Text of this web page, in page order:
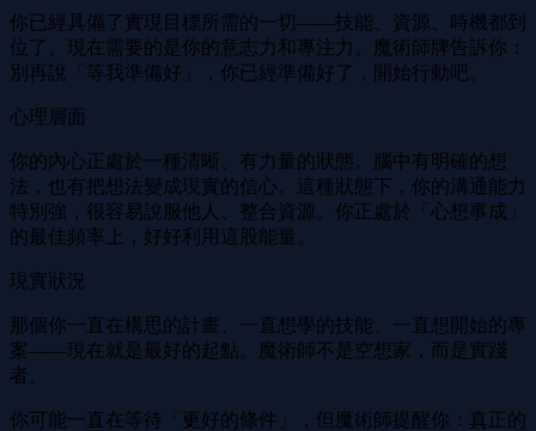
你已經具備了實現目標所需的一切——技能、資源、時機都到
位了。現在需要的是你的意志力和專注力。魔術師牌告訴你：
別再說「等我準備好」，你已經準備好了，開始行動吧。
心理層面
你的內心正處於一種清晰、有力量的狀態。腦中有明確的想
法，也有把想法變成現實的信心。這種狀態下，你的溝通能力
特別強，很容易說服他人、整合資源。你正處於「心想事成」
的最佳頻率上，好好利用這股能量。
現實狀況
那個你一直在構思的計畫、一直想學的技能、一直想開始的專
案——現在就是最好的起點。魔術師不是空想家，而是實踐
者。
你可能一直在等待「更好的條件」，但魔術師提醒你：真正的